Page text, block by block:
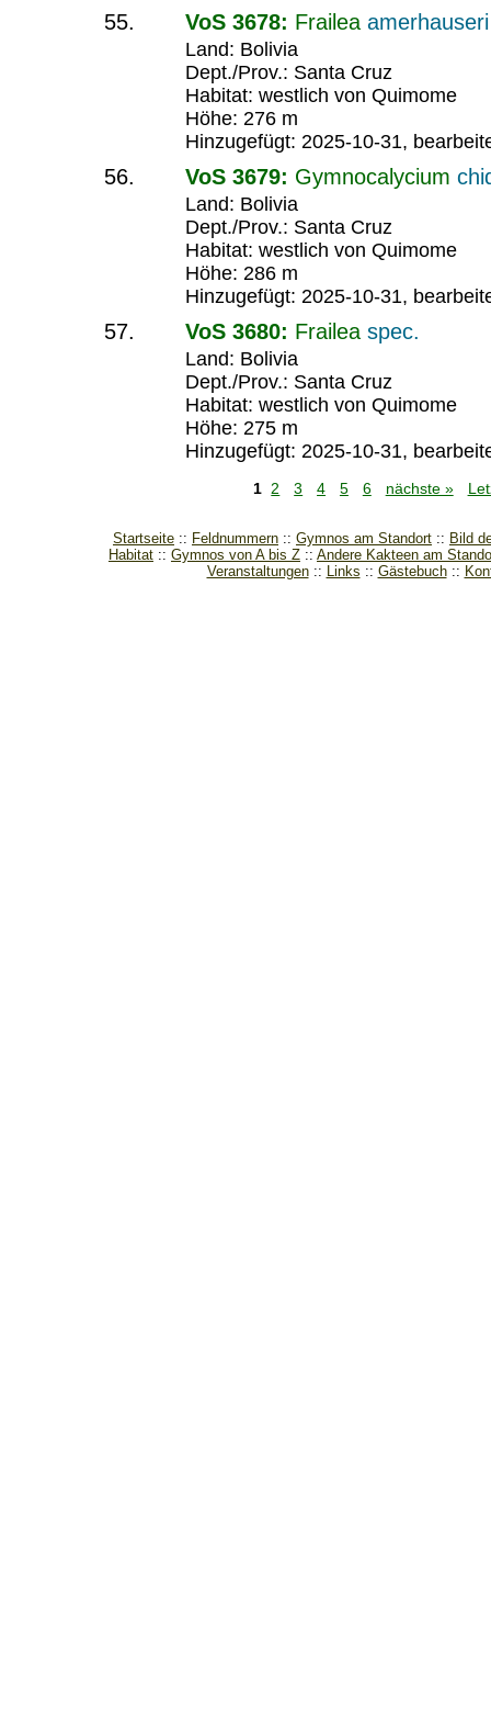
VoS 3678: Frailea amerhauseri
Land: Bolivia
Dept./Prov.: Santa Cruz
Habitat: westlich von Quimome
Höhe: 276 m
Hinzugefügt: 2025-10-31,
VoS 3679: Gymnocalycium
Land: Bolivia
Dept./Prov.: Santa Cruz
Habitat: westlich von Quimome
Höhe: 286 m
Hinzugefügt: 2025-10-31,
VoS 3680: Frailea spec.
Land: Bolivia
Dept./Prov.: Santa Cruz
Habitat: westlich von Quimome
Höhe: 275 m
Hinzugefügt: 2025-10-31,
1 2 3 4 5 6 nächste »
Startseite Feldnummern Gymnos am Standort
Bild
Habitat
Gymnos von A bis Z
Andere Kakteen am
Veranstaltungen
Links Gästebuch